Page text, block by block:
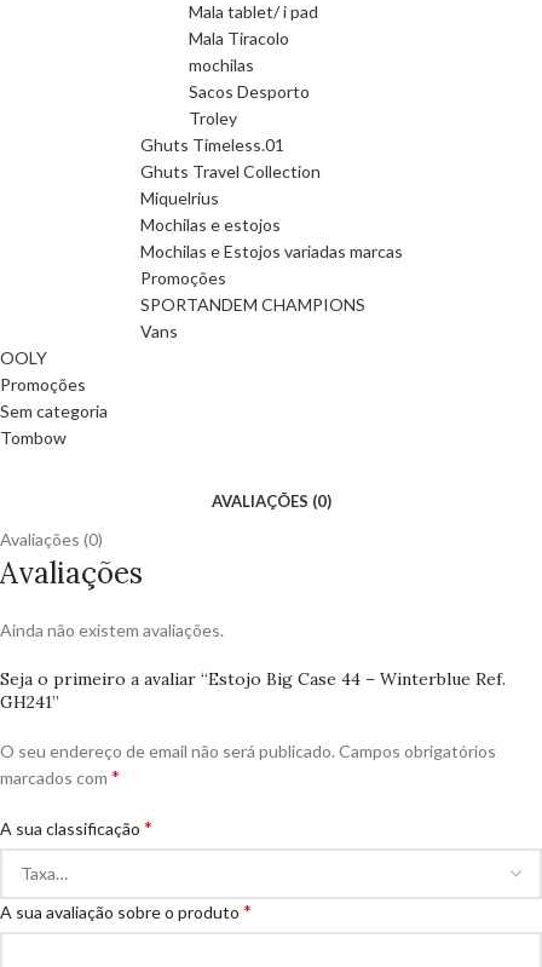
Mala tablet/ i pad
Mala Tiracolo
mochilas
Sacos Desporto
Troley
Ghuts Timeless.01
Ghuts Travel Collection
Miquelrius
Mochilas e estojos
Mochilas e Estojos variadas marcas
Promoções
SPORTANDEM CHAMPIONS
Vans
OOLY
Promoções
Sem categoria
Tombow
AVALIAÇÕES (0)
Avaliações (0)
Avaliações
Ainda não existem avaliações.
Seja o primeiro a avaliar “Estojo Big Case 44 – Winterblue Ref.
GH241”
O seu endereço de email não será publicado. Campos obrigatórios
marcados com *
A sua classificação *
A sua avaliação sobre o produto *